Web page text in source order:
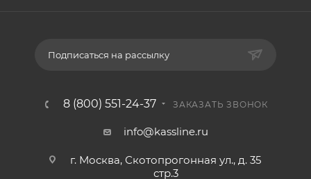
Подписаться на рассылку
8 (800) 551-24-37 ЗАКАЗАТЬ ЗВОНОК
info@kassline.ru
г. Москва, Скотопрогонная ул., д. 35
стр.3